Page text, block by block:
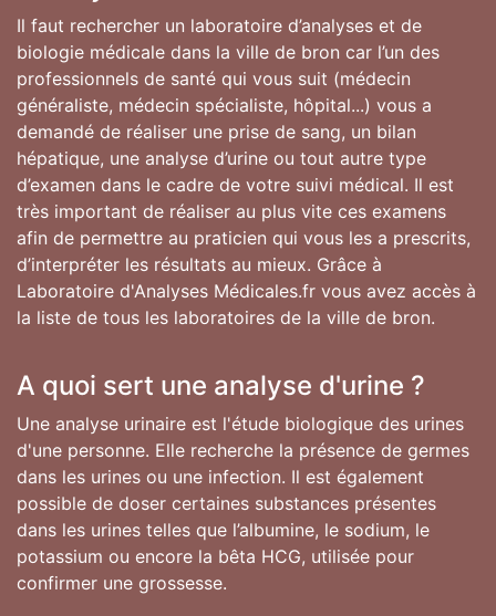
Il faut rechercher un laboratoire d’analyses et de
biologie médicale dans la ville de bron car l’un des
professionnels de santé qui vous suit (médecin
généraliste, médecin spécialiste, hôpital...) vous a
demandé de réaliser une prise de sang, un bilan
hépatique, une analyse d’urine ou tout autre type
d’examen dans le cadre de votre suivi médical. Il est
très important de réaliser au plus vite ces examens
afin de permettre au praticien qui vous les a prescrits,
d’interpréter les résultats au mieux. Grâce à
Laboratoire d'Analyses Médicales.fr vous avez accès à
la liste de tous les laboratoires de la ville de bron.
A quoi sert une analyse d'urine ?
Une analyse urinaire est l'étude biologique des urines
d'une personne. Elle recherche la présence de germes
dans les urines ou une infection. Il est également
possible de doser certaines substances présentes
dans les urines telles que l’albumine, le sodium, le
potassium ou encore la bêta HCG, utilisée pour
confirmer une grossesse.